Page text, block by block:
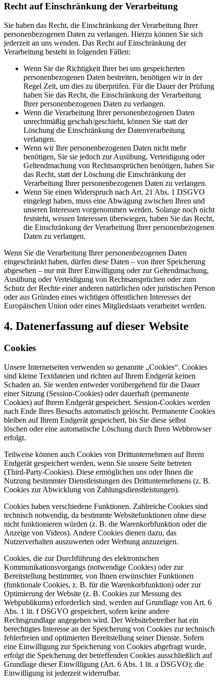
Recht auf Einschränkung der Verarbeitung
Sie haben das Recht, die Einschränkung der Verarbeitung Ihrer
personenbezogenen Daten zu verlangen. Hierzu können Sie sich
jederzeit an uns wenden. Das Recht auf Einschränkung der
Verarbeitung besteht in folgenden Fällen:
Wenn Sie die Richtigkeit Ihrer bei uns gespeicherten
personenbezogenen Daten bestreiten, benötigen wir in der
Regel Zeit, um dies zu überprüfen. Für die Dauer der Prüfung
haben Sie das Recht, die Einschränkung der Verarbeitung
Ihrer personenbezogenen Daten zu verlangen.
Wenn die Verarbeitung Ihrer personenbezogenen Daten
unrechtmäßig geschah/geschieht, können Sie statt der
Löschung die Einschränkung der Datenverarbeitung
verlangen.
Wenn wir Ihre personenbezogenen Daten nicht mehr
benötigen, Sie sie jedoch zur Ausübung, Verteidigung oder
Geltendmachung von Rechtsansprüchen benötigen, haben Sie
das Recht, statt der Löschung die Einschränkung der
Verarbeitung Ihrer personenbezogenen Daten zu verlangen.
Wenn Sie einen Widerspruch nach Art. 21 Abs. 1 DSGVO
eingelegt haben, muss eine Abwägung zwischen Ihren und
unseren Interessen vorgenommen werden. Solange noch nicht
feststeht, wessen Interessen überwiegen, haben Sie das Recht,
die Einschränkung der Verarbeitung Ihrer personenbezogenen
Daten zu verlangen.
Wenn Sie die Verarbeitung Ihrer personenbezogenen Daten
eingeschränkt haben, dürfen diese Daten – von ihrer Speicherung
abgesehen – nur mit Ihrer Einwilligung oder zur Geltendmachung,
Ausübung oder Verteidigung von Rechtsansprüchen oder zum
Schutz der Rechte einer anderen natürlichen oder juristischen Person
oder aus Gründen eines wichtigen öffentlichen Interesses der
Europäischen Union oder eines Mitgliedstaats verarbeitet werden.
4. Datenerfassung auf dieser Website
Cookies
Unsere Internetseiten verwenden so genannte „Cookies“. Cookies
sind kleine Textdateien und richten auf Ihrem Endgerät keinen
Schaden an. Sie werden entweder vorübergehend für die Dauer
einer Sitzung (Session-Cookies) oder dauerhaft (permanente
Cookies) auf Ihrem Endgerät gespeichert. Session-Cookies werden
nach Ende Ihres Besuchs automatisch gelöscht. Permanente Cookies
bleiben auf Ihrem Endgerät gespeichert, bis Sie diese selbst
löschen oder eine automatische Löschung durch Ihren Webbrowser
erfolgt.
Teilweise können auch Cookies von Drittunternehmen auf Ihrem
Endgerät gespeichert werden, wenn Sie unsere Seite betreten
(Third-Party-Cookies). Diese ermöglichen uns oder Ihnen die
Nutzung bestimmter Dienstleistungen des Drittunternehmens (z. B.
Cookies zur Abwicklung von Zahlungsdienstleistungen).
Cookies haben verschiedene Funktionen. Zahlreiche Cookies sind
technisch notwendig, da bestimmte Websitefunktionen ohne diese
nicht funktionieren würden (z. B. die Warenkorbfunktion oder die
Anzeige von Videos). Andere Cookies dienen dazu, das
Nutzerverhalten auszuwerten oder Werbung anzuzeigen.
Cookies, die zur Durchführung des elektronischen
Kommunikationsvorgangs (notwendige Cookies) oder zur
Bereitstellung bestimmter, von Ihnen erwünschter Funktionen
(funktionale Cookies, z. B. für die Warenkorbfunktion) oder zur
Optimierung der Website (z. B. Cookies zur Messung des
Webpublikums) erforderlich sind, werden auf Grundlage von Art. 6
Abs. 1 lit. f DSGVO gespeichert, sofern keine andere
Rechtsgrundlage angegeben wird. Der Websitebetreiber hat ein
berechtigtes Interesse an der Speicherung von Cookies zur technisch
fehlerfreien und optimierten Bereitstellung seiner Dienste. Sofern
eine Einwilligung zur Speicherung von Cookies abgefragt wurde,
erfolgt die Speicherung der betreffenden Cookies ausschließlich auf
Grundlage dieser Einwilligung (Art. 6 Abs. 1 lit. a DSGVO); die
Einwilligung ist jederzeit widerrufbar.